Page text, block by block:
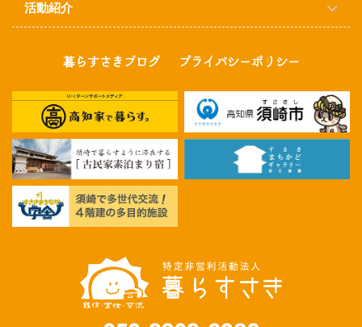
活動紹介
暮らすさきブログ プライバシーポリシー